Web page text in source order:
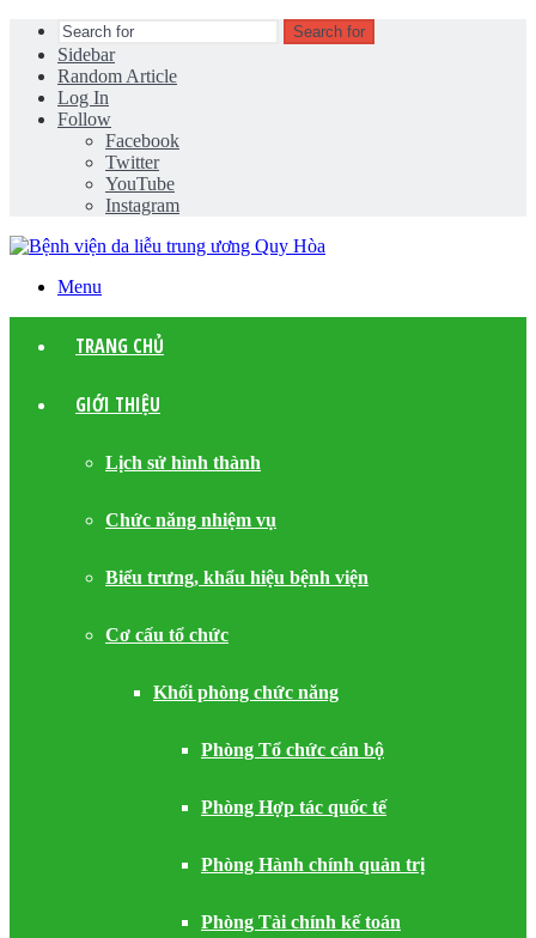
Search for
Sidebar
Random Article
Log In
Follow
Facebook
Twitter
YouTube
Instagram
Menu
TRANG CHỦ
GIỚI THIỆU
Lịch sử hình thành
Chức năng nhiệm vụ
Biểu trưng, khẩu hiệu bệnh viện
Cơ cấu tổ chức
Khối phòng chức năng
Phòng Tổ chức cán bộ
Phòng Hợp tác quốc tế
Phòng Hành chính quản trị
Phòng Tài chính kế toán